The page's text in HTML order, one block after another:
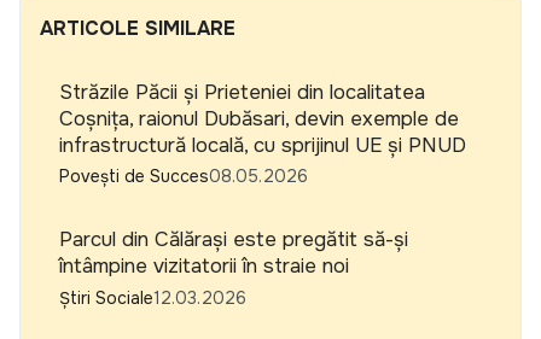
ARTICOLE SIMILARE
Străzile Păcii și Prieteniei din localitatea
Coșnița, raionul Dubăsari, devin exemple de
infrastructură locală, cu sprijinul UE și PNUD
Povești de Succes08.05.2026
Parcul din Călărași este pregătit să-și
întâmpine vizitatorii în straie noi
Știri Sociale12.03.2026